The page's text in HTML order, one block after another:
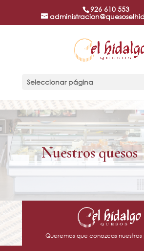
926 610 553
Seleccionar página
Nuestros quesos
Queremos que conozcas